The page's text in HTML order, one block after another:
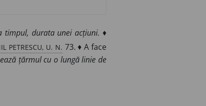
timpul, durata unei acțiuni. ♦
PETRESCU, U. N. 73. ♦ A face
țărmul cu o lungă linie de